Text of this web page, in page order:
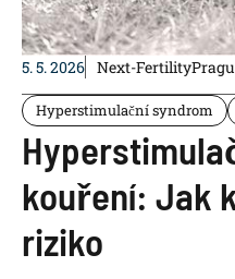
5. 5. 2026 Next-
Hyperstimulační syndrom
kouření: Jak
riziko